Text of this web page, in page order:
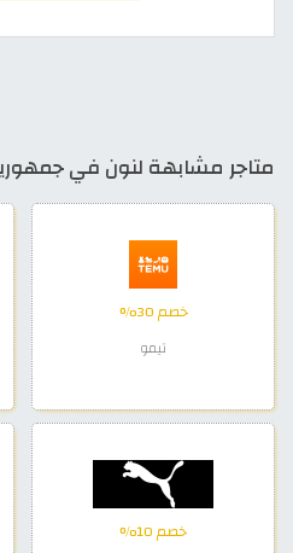
متاجر مشابهة لنون في
خصم 30%
تيمو
خصم 10%